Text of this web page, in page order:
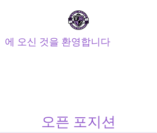
에 오신 것을 환영합니다
오픈 포지션